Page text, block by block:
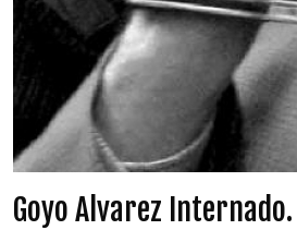
Goyo Alvarez